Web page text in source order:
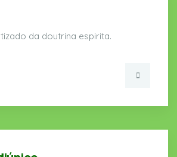
da doutrina espirita.